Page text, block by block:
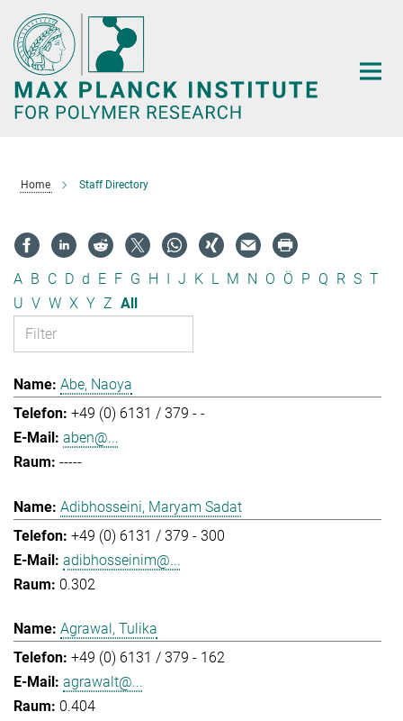
Main-
Content
Home Staff Directory
A B C D d E F G H I J K L M N O Ö P Q R S T
U V W X Y Z All
Abe, Naoya
+49 (0) 6131 / 379 - -
aben@...
-----
Adibhosseini, Maryam Sadat
+49 (0) 6131 / 379 - 300
adibhosseinim@...
0.302
Agrawal, Tulika
+49 (0) 6131 / 379 - 162
agrawalt@...
0.404